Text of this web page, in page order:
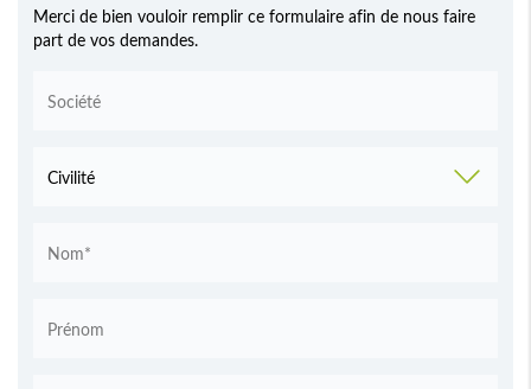
Merci de bien vouloir remplir ce formulaire afin de nous faire
part de vos demandes.